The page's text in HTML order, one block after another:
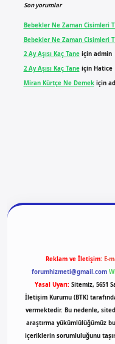
Son yorumlar
Bebekler Ne Zaman Cisimleri
Bebekler Ne Zaman Cisimleri
2 Ay Aşısı Kaç Taneiçin admin
2 Ay Aşısı Kaç Taneiçin Hatice
Miran Kürtçe Ne Demekiçin
Reklam ve İletişim: E-
forumhizmeti@gmail.com
Yasal Uyarı: Sitemiz, 5651
İletişim Kurumu (BTK)
vermektedir. Bu nedenle,
araştırma yükümlülüğümüz
içeriklerin sorumluluğunu